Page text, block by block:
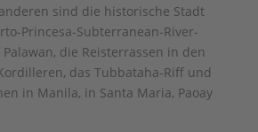
sind die historische Stadt
Princesa-Subterranean-River-
die Reisterrassen in den
das Tubbataha-Riff und
in Manila, in Santa Maria, Paoay